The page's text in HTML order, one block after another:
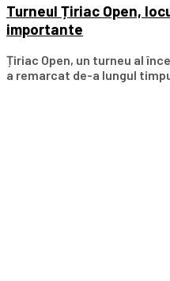
Turneul Țiriac Open,
importante
Țiriac Open, un turneu al
a remarcat de-a lungul